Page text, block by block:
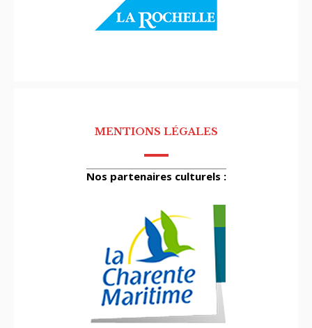
MENTIONS LÉGALES
Nos partenaires culturels :